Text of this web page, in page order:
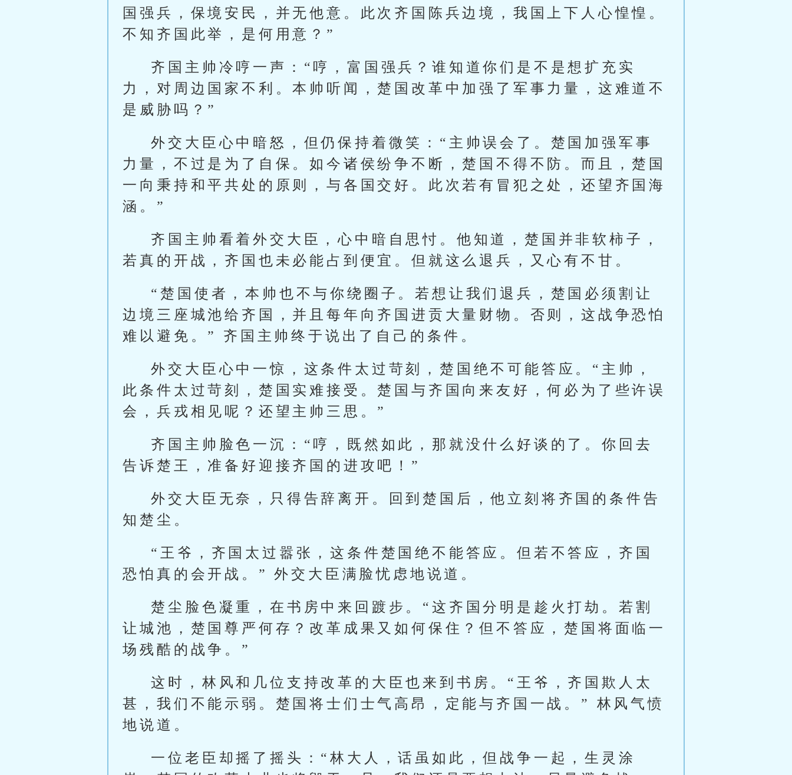
国强兵，保境安民，并无他意。此次齐国陈兵边境，我国上下人心惶惶。
不知齐国此举，是何用意？”
齐国主帅冷哼一声：“哼，富国强兵？谁知道你们是不是想扩充实
力，对周边国家不利。本帅听闻，楚国改革中加强了军事力量，这难道不
是威胁吗？”
外交大臣心中暗怒，但仍保持着微笑：“主帅误会了。楚国加强军事
力量，不过是为了自保。如今诸侯纷争不断，楚国不得不防。而且，楚国
一向秉持和平共处的原则，与各国交好。此次若有冒犯之处，还望齐国海
涵。”
齐国主帅看着外交大臣，心中暗自思忖。他知道，楚国并非软柿子，
若真的开战，齐国也未必能占到便宜。但就这么退兵，又心有不甘。
“楚国使者，本帅也不与你绕圈子。若想让我们退兵，楚国必须割让
边境三座城池给齐国，并且每年向齐国进贡大量财物。否则，这战争恐怕
难以避免。” 齐国主帅终于说出了自己的条件。
外交大臣心中一惊，这条件太过苛刻，楚国绝不可能答应。“主帅，
此条件太过苛刻，楚国实难接受。楚国与齐国向来友好，何必为了些许误
会，兵戎相见呢？还望主帅三思。”
齐国主帅脸色一沉：“哼，既然如此，那就没什么好谈的了。你回去
告诉楚王，准备好迎接齐国的进攻吧！”
外交大臣无奈，只得告辞离开。回到楚国后，他立刻将齐国的条件告
知楚尘。
“王爷，齐国太过嚣张，这条件楚国绝不能答应。但若不答应，齐国
恐怕真的会开战。” 外交大臣满脸忧虑地说道。
楚尘脸色凝重，在书房中来回踱步。“这齐国分明是趁火打劫。若割
让城池，楚国尊严何存？改革成果又如何保住？但不答应，楚国将面临一
场残酷的战争。”
这时，林风和几位支持改革的大臣也来到书房。“王爷，齐国欺人太
甚，我们不能示弱。楚国将士们士气高昂，定能与齐国一战。” 林风气愤
地说道。
一位老臣却摇了摇头：“林大人，话虽如此，但战争一起，生灵涂